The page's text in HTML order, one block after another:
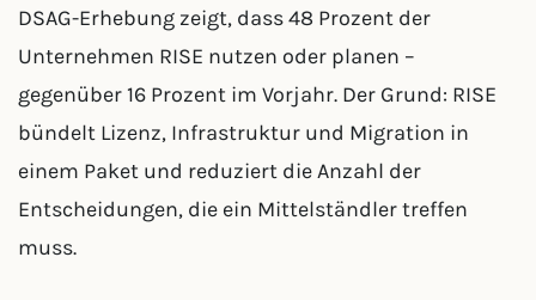
DSAG-Erhebung zeigt, dass 48 Prozent der
Unternehmen RISE nutzen oder planen –
gegenüber 16 Prozent im Vorjahr. Der Grund: RISE
bündelt Lizenz, Infrastruktur und Migration in
einem Paket und reduziert die Anzahl der
Entscheidungen, die ein Mittelständler treffen
muss.